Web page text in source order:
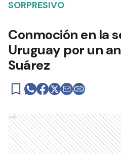
SORPRESIVO
Conmoción en la
Uruguay por un
Suárez
Ads